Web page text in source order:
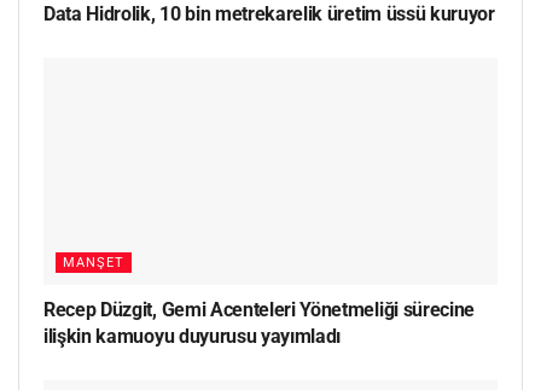
Data Hidrolik, 10 bin metrekarelik üretim üssü kuruyor
MANŞET
Recep Düzgit, Gemi Acenteleri Yönetmeliği sürecine
ilişkin kamuoyu duyurusu yayımladı